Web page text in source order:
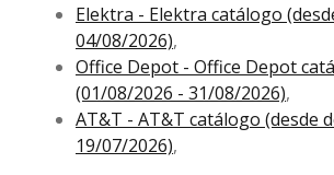
Elektra - Elektra catálogo
04/08/2026),
Office Depot - Office Depot
(01/08/2026 - 31/08/2026),
AT&T - AT&T catálogo (desde
19/07/2026),